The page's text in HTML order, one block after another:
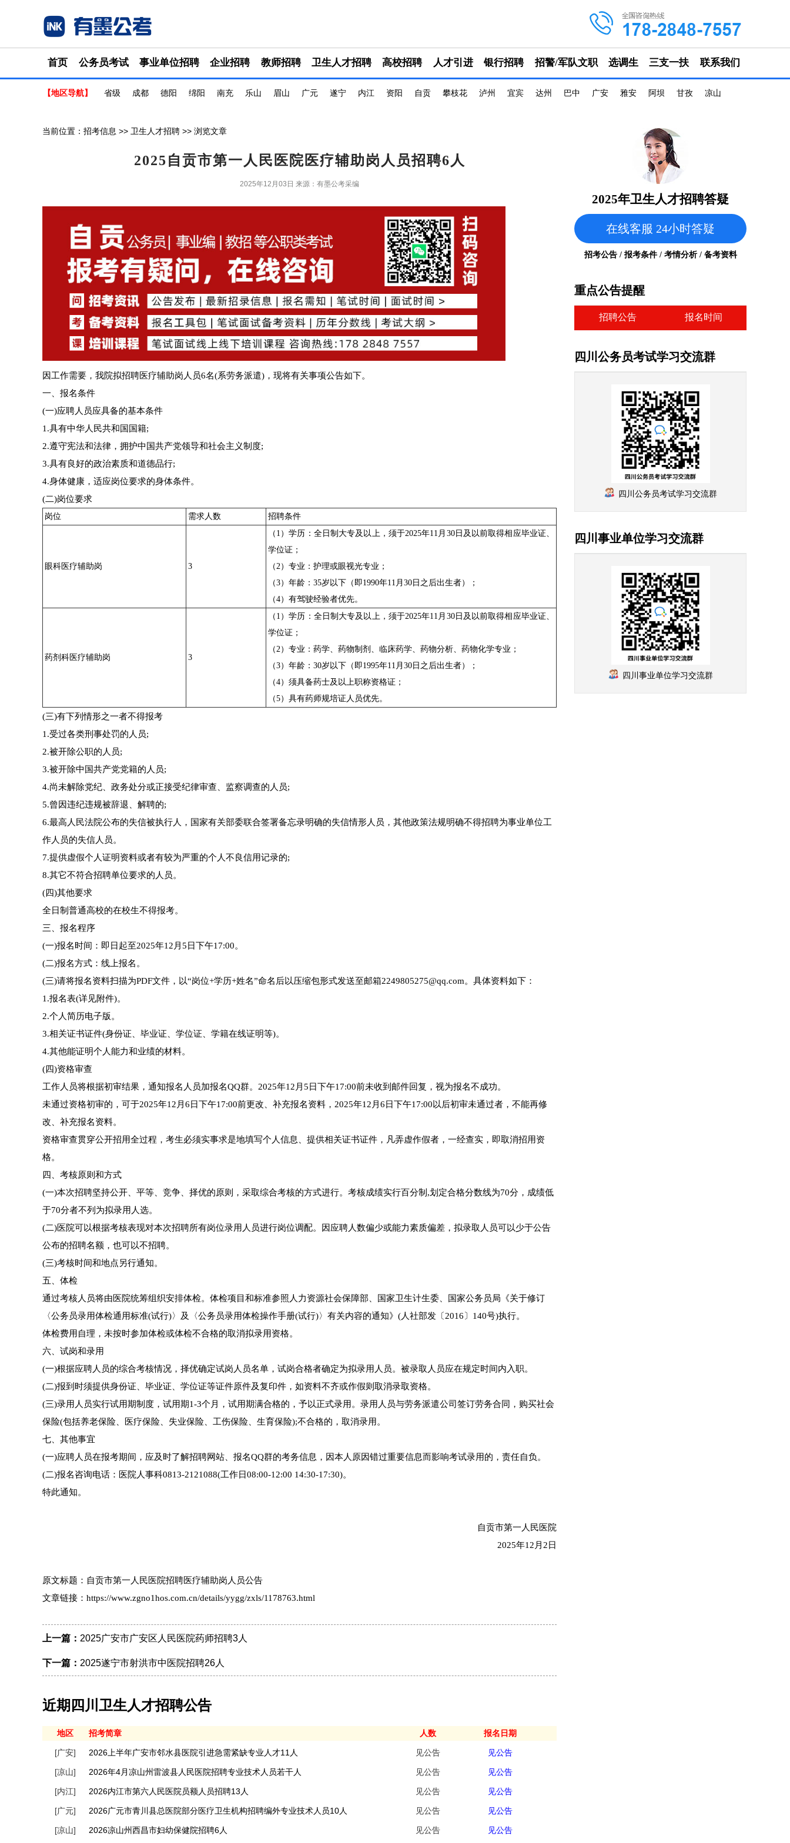
首页 公务员考试 事业单位招聘 企业招聘 教师招聘 卫生人才招聘 高校招聘 人才引进 银行招聘 招警/军队文职 选调生 三支一扶 联系我们
【地区导航】 省级 成都 德阳 绵阳 南充 乐山 眉山 广元 遂宁 内江 资阳 自贡 攀枝花 泸州 宜宾 达州 巴中 广安 雅安 阿坝 甘孜 凉山
当前位置： 招考信息 >> 卫生人才招聘 >> 浏览文章
2025自贡市第一人民医院医疗辅助岗人员招聘6人
2025年12月03日 来源：有墨公考采编
因工作需要，我院拟招聘医疗辅助岗人员6名(系劳务派遣)，现将有关事项公告如下。
一、报名条件
(一)应聘人员应具备的基本条件
1.具有中华人民共和国国籍;
2.遵守宪法和法律，拥护中国共产党领导和社会主义制度;
3.具有良好的政治素质和道德品行;
4.身体健康，适应岗位要求的身体条件。
(二)岗位要求
岗位 需求人数 招聘条件
眼科医疗辅助岗 3
（1）学历：全日制大专及以上，须于2025年11月30日及以前取得相应毕业证、
学位证；
（2）专业：护理或眼视光专业；
（3）年龄：35岁以下（即1990年11月30日之后出生者）；
（4）有驾驶经验者优先。
药剂科医疗辅助岗 3
（1）学历：全日制大专及以上，须于2025年11月30日及以前取得相应毕业证、
学位证；
（2）专业：药学、药物制剂、临床药学、药物分析、药物化学专业；
（3）年龄：30岁以下（即1995年11月30日之后出生者）；
（4）须具备药士及以上职称资格证；
（5）具有药师规培证人员优先。
(三)有下列情形之一者不得报考
1.受过各类刑事处罚的人员;
2.被开除公职的人员;
3.被开除中国共产党党籍的人员;
4.尚未解除党纪、政务处分或正接受纪律审查、监察调查的人员;
5.曾因违纪违规被辞退、解聘的;
6.最高人民法院公布的失信被执行人，国家有关部委联合签署备忘录明确的失信情形人员，其他政策法规明确不得招聘为事业单位工
作人员的失信人员。
7.提供虚假个人证明资料或者有较为严重的个人不良信用记录的;
8.其它不符合招聘单位要求的人员。
(四)其他要求
全日制普通高校的在校生不得报考。
三、报名程序
(一)报名时间：即日起至2025年12月5日下午17:00。
(二)报名方式：线上报名。
(三)请将报名资料扫描为PDF文件，以“岗位+学历+姓名”命名后以压缩包形式发送至邮箱2249805275@qq.com。具体资料如下：
1.报名表(详见附件)。
2.个人简历电子版。
3.相关证书证件(身份证、毕业证、学位证、学籍在线证明等)。
4.其他能证明个人能力和业绩的材料。
(四)资格审查
工作人员将根据初审结果，通知报名人员加报名QQ群。2025年12月5日下午17:00前未收到邮件回复，视为报名不成功。
未通过资格初审的，可于2025年12月6日下午17:00前更改、补充报名资料，2025年12月6日下午17:00以后初审未通过者，不能再修
改、补充报名资料。
资格审查贯穿公开招用全过程，考生必须实事求是地填写个人信息、提供相关证书证件，凡弄虚作假者，一经查实，即取消招用资
格。
四、考核原则和方式
(一)本次招聘坚持公开、平等、竞争、择优的原则，采取综合考核的方式进行。考核成绩实行百分制,划定合格分数线为70分，成绩低
于70分者不列为拟录用人选。
(二)医院可以根据考核表现对本次招聘所有岗位录用人员进行岗位调配。因应聘人数偏少或能力素质偏差，拟录取人员可以少于公告
公布的招聘名额，也可以不招聘。
(三)考核时间和地点另行通知。
五、体检
通过考核人员将由医院统筹组织安排体检。体检项目和标准参照人力资源社会保障部、国家卫生计生委、国家公务员局《关于修订
〈公务员录用体检通用标准(试行)〉及〈公务员录用体检操作手册(试行)〉有关内容的通知》(人社部发〔2016〕140号)执行。
体检费用自理，未按时参加体检或体检不合格的取消拟录用资格。
六、试岗和录用
(一)根据应聘人员的综合考核情况，择优确定试岗人员名单，试岗合格者确定为拟录用人员。被录取人员应在规定时间内入职。
(二)报到时须提供身份证、毕业证、学位证等证件原件及复印件，如资料不齐或作假则取消录取资格。
(三)录用人员实行试用期制度，试用期1-3个月，试用期满合格的，予以正式录用。录用人员与劳务派遣公司签订劳务合同，购买社会
保险(包括养老保险、医疗保险、失业保险、工伤保险、生育保险);不合格的，取消录用。
七、其他事宜
(一)应聘人员在报考期间，应及时了解招聘网站、报名QQ群的考务信息，因本人原因错过重要信息而影响考试录用的，责任自负。
(二)报名咨询电话：医院人事科0813-2121088(工作日08:00-12:00 14:30-17:30)。
特此通知。
自贡市第一人民医院
2025年12月2日
原文标题：自贡市第一人民医院招聘医疗辅助岗人员公告
文章链接：https://www.zgno1hos.com.cn/details/yygg/zxls/1178763.html
上一篇： 2025广安市广安区人民医院药师招聘3人
下一篇： 2025遂宁市射洪市中医院招聘26人
近期四川卫生人才招聘公告
地区 招考简章 人数 报名日期
[广安] 2026上半年广安市邻水县医院引进急需紧缺专业人才11人 见公告 见公告
[凉山] 2026年4月凉山州雷波县人民医院招聘专业技术人员若干人 见公告 见公告
[内江] 2026内江市第六人民医院员额人员招聘13人 见公告 见公告
[广元] 2026广元市青川县总医院部分医疗卫生机构招聘编外专业技术人员10人 见公告 见公告
[凉山] 2026凉山州西昌市妇幼保健院招聘6人 见公告 见公告
2025年卫生人才招聘答疑
在线客服 24小时答疑
招考公告 / 报考条件 / 考情分析 / 备考资料
重点公告提醒
招聘公告 报名时间
四川公务员考试学习交流群
四川公务员考试学习交流群
四川事业单位学习交流群
四川事业单位学习交流群